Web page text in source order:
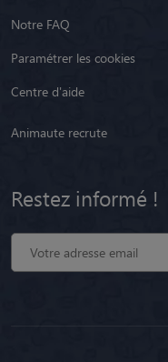
Notre FAQ
Paramétrer les cookies
Centre d'aide
Animaute recrute
Restez informé !